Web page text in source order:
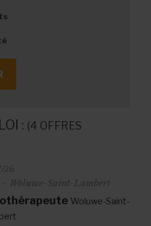
: (4 OFFRES
26
- Woluwe-Saint-Lambert
Woluwe-Saint-